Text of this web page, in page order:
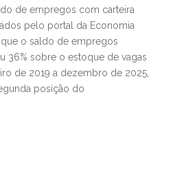
de empregos com carteira
pelo portal da Economia
o saldo de empregos
36% sobre o estoque de vagas
de 2019 a dezembro de 2025,
posição do